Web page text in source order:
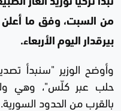
من السبت، وفق ما أعلن
بيرقدار اليوم الأربعاء.
وأوضح الوزير "سنبدأ
حلب عبر كلّس"، وهي
بالقرب من الحدود السورية.